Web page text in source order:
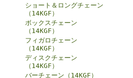
ショート＆ロングチェーン
（14KGF）
ボックスチェーン
（14KGF）
フィガロチェーン
（14KGF）
ディスクチェーン
（14KGF）
バーチェーン（14KGF）